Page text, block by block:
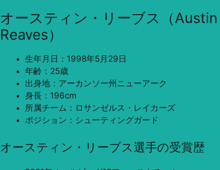
オースティン・リーブス（Austin
Reaves）
生年月日：1998年5月29日
年齢：25歳
出身地：アーカンソー州ニューアーク
身長：196cm
所属チーム：ロサンゼルス・レイカーズ
ポジション：シューティングガード
オースティン・リーブス選手の受賞歴